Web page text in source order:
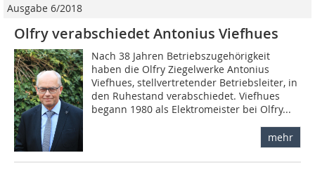
Ausgabe 6/2018
Olfry verabschiedet Antonius Viefhues
Nach 38 Jahren Betriebszugehörigkeit
haben die Olfry Ziegelwerke Antonius
Viefhues, stellvertretender Betriebsleiter, in
den Ruhestand verabschiedet. Viefhues
begann 1980 als Elektromeister bei Olfry...
mehr